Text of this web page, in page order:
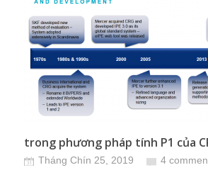
trong phương pháp tính P1 của
Tháng Chín 25, 2019 4